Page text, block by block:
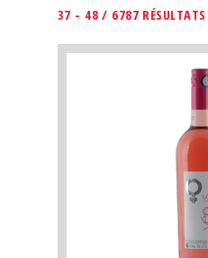
37 - 48 / 6787 RÉSULTATS